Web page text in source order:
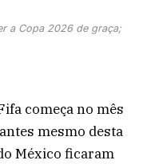
a Copa 2026 de graça;
começa no mês
mesmo desta
México ficaram